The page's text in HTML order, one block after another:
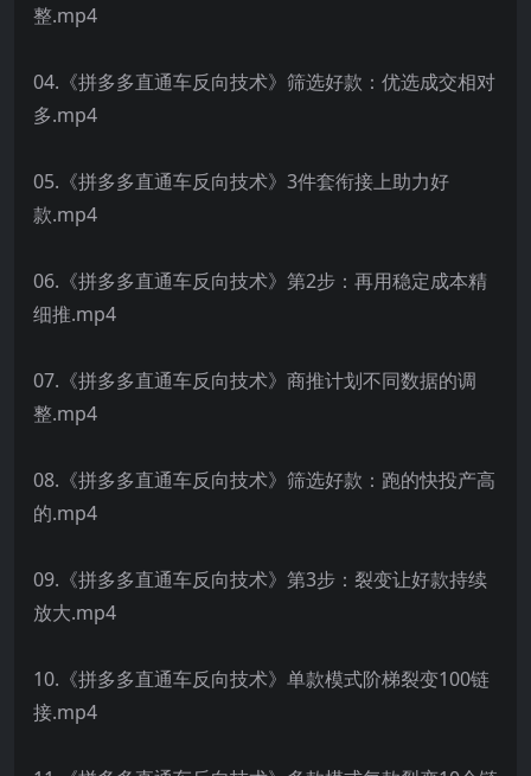
整.mp4
04.《拼多多直通车反向技术》筛选好款：优选成交相对
多.mp4
05.《拼多多直通车反向技术》3件套衔接上助力好
款.mp4
06.《拼多多直通车反向技术》第2步：再用稳定成本精
细推.mp4
07.《拼多多直通车反向技术》商推计划不同数据的调
整.mp4
08.《拼多多直通车反向技术》筛选好款：跑的快投产高
的.mp4
09.《拼多多直通车反向技术》第3步：裂变让好款持续
放大.mp4
10.《拼多多直通车反向技术》单款模式阶梯裂变100链
接.mp4